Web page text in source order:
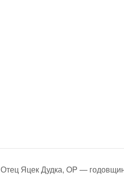
Отец Яцек Дудка, OP —